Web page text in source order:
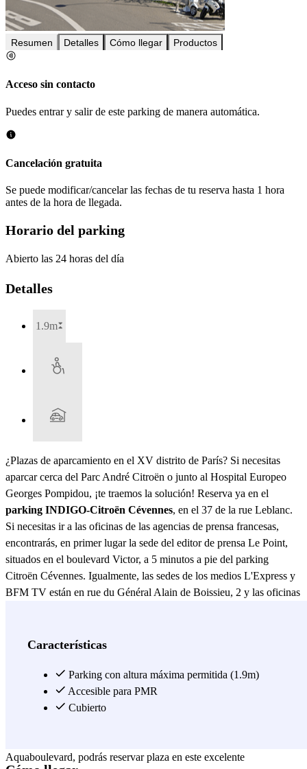
Resumen Detalles Cómo llegar Productos
Acceso sin contacto
Puedes entrar y salir de este parking de manera automática.
Cancelación gratuita
Se puede modificar/cancelar las fechas de tu reserva hasta 1 hora
antes de la hora de llegada.
Horario del parking
Abierto las 24 horas del día
Detalles
1.9m
¿Plazas de aparcamiento en el XV distrito de París? Si necesitas
aparcar cerca del Parc André Citroën o junto al Hospital Europeo
Georges Pompidou, ¡te traemos la solución! Reserva ya en el
parking INDIGO-Citroën Cévennes, en el 37 de la rue Leblanc.
Si necesitas ir a las oficinas de las agencias de prensa francesas,
encontrarás, en primer lugar la sede del editor de prensa Le Point,
situados en el boulevard Victor, a 5 minutos a pie del parking
Citroën Cévennes. Igualmente, las sedes de los medios L'Express y
BFM TV están en rue du Général Alain de Boissieu, 2 y las oficinas
Télévision (France 2 y France 3). Así que si trabajas en algunos de
aparcamiento completamente videovigilado es una buena idea por su
proximidad, ¿verdad? ;) El parking Citroën Cévennes lleva este
nombre porque está situado justo al lado del colegio André Citroën,
Aquaboulevard, podrás reservar plaza en este excelente
Características
Parking con altura máxima permitida (1.9m)
Accesible para PMR
Cubierto